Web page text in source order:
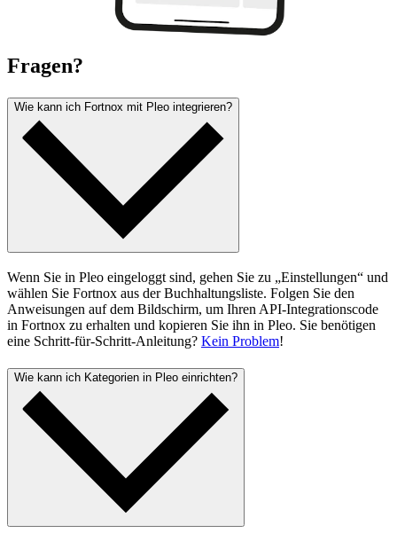
Fragen?
Wie kann ich Fortnox mit Pleo integrieren?
Wenn Sie in Pleo eingeloggt sind, gehen Sie zu „Einstellungen“ und
wählen Sie Fortnox aus der Buchhaltungsliste. Folgen Sie den
Anweisungen auf dem Bildschirm, um Ihren API-Integrationscode
in Fortnox zu erhalten und kopieren Sie ihn in Pleo. Sie benötigen
eine Schritt-für-Schritt-Anleitung? Kein Problem!
Wie kann ich Kategorien in Pleo einrichten?